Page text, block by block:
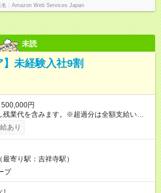
Amazon Web Services Japan
未読
】未経験入社9割
円
残業代を含みます。※超過分は全額支給いたし
代 21,675円／月 みなし残業時間 12時間／月 -
≪経験者の方は以下と
＋交通費＋各種手当 ※固定残業代（30時間/6
含む。超過分は追加支給いたします 能力やス
を決定。経験者の方は前給考慮も可能で
あり
寄り駅：吉祥寺駅）
プ